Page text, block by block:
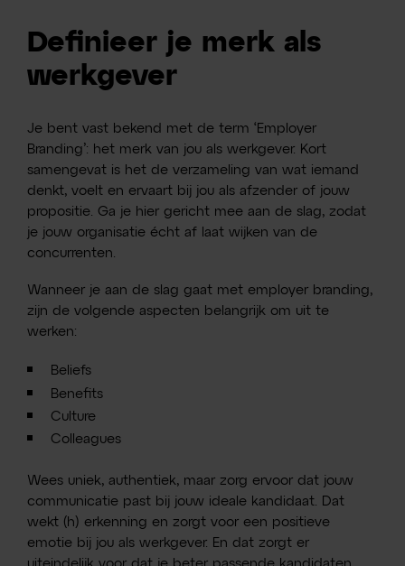
Definieer je merk als
werkgever
Je bent vast bekend met de term ‘Employer
Branding’: het merk van jou als werkgever. Kort
samengevat is het de verzameling van wat iemand
denkt, voelt en ervaart bij jou als afzender of jouw
propositie. Ga je hier gericht mee aan de slag, zodat
je jouw organisatie écht af laat wijken van de
concurrenten.
Wanneer je aan de slag gaat met employer branding,
zijn de volgende aspecten belangrijk om uit te
werken:
Beliefs
Benefits
Culture
Colleagues
Wees uniek, authentiek, maar zorg ervoor dat jouw
communicatie past bij jouw ideale kandidaat. Dat
wekt (h) erkenning en zorgt voor een positieve
emotie bij jou als werkgever. En dat zorgt er